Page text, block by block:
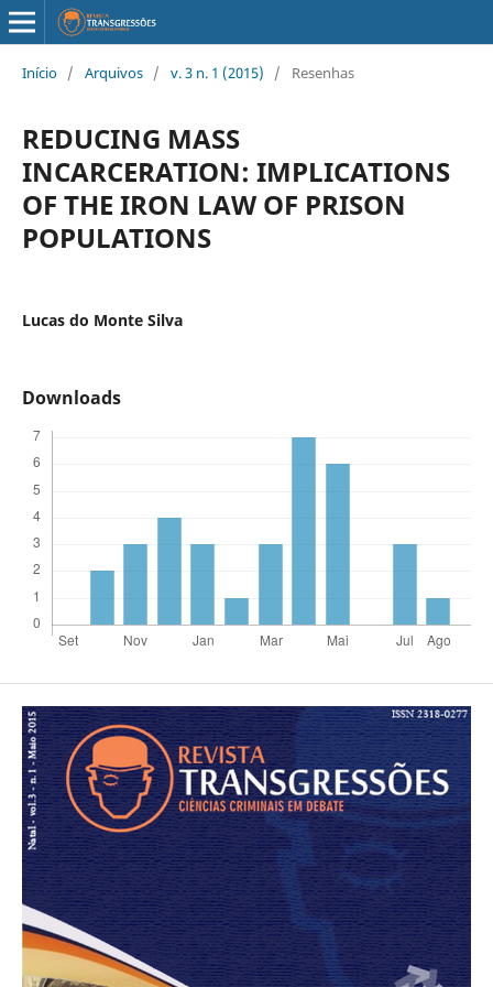
Início / Arquivos / v. 3 n. 1 (2015) / Resenhas
REDUCING MASS
INCARCERATION: IMPLICATIONS
OF THE IRON LAW OF PRISON
POPULATIONS
Lucas do Monte Silva
Downloads